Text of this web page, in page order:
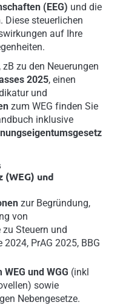
(EEG) und die
. Diese steuerlichen
auf Ihre
zu den Neuerungen
2025, einen
und
zum WEG finden Sie
inklusive
(WEG) und
zur Begründung,
von
Steuern und
PrAG 2025, BBG
und WGG (inkl
sowie
Nebengesetze.